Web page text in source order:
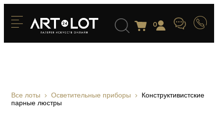
0
Все лоты Осветительные приборы
Конструктивистские
парные люстры